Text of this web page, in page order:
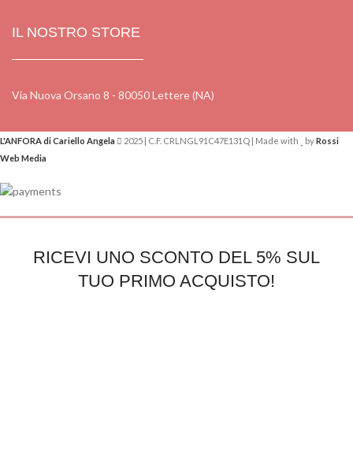
IL NOSTRO STORE
Via Nuova Orsano 8 - 80050 Lettere (NA)
L'ANFORA di Cariello Angela 2025 | C.F. CRLNGL91C47E131Q | Made with byRossi
Web Media
RICEVI UNO SCONTO DEL 5% SUL
TUO PRIMO ACQUISTO!